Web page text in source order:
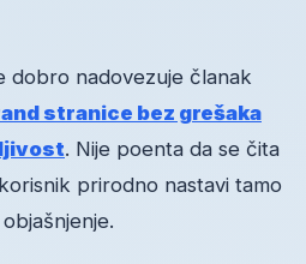
dobro nadovezuje članak
stranice bez grešaka
. Nije poenta da se čita
prirodno nastavi tamo